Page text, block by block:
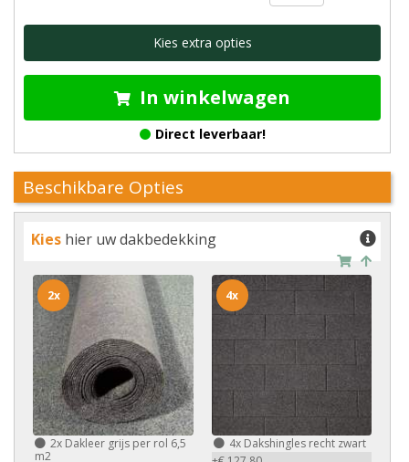
Kies extra opties
In winkelwagen
Direct leverbaar!
Beschikbare Opties
Kies hier uw dakbedekking
2x Dakleer grijs per rol 6,5
m2
2x
4xDakshingles recht zwart
4x